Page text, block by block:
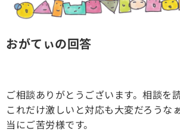
おがてぃの回答
ご相談ありがとうございます。相談を
これだけ激しいと対応も大変だろうな
当にご苦労様です。